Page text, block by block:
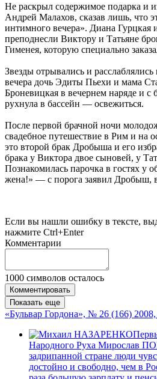
Не раскрыл содержимое подарка и
Андрей Малахов, сказав лишь, что
интимного вечера». Диана Гурцкая
преподнесли Виктору и Татьяне
Гименея, которую специально
Звезды отрывались и
вечера дочь Эдиты Пьехи и мама
Броневицкая в вечернем наряде и с
рухнула в бассейн — освежиться.
После первой брачной ночи
свадебное путешествие в Рим и на
это второй брак Дробыша и его
брака у Виктора двое сыновей, у
Познакомилась парочка в гостях у
жена!» — с порога заявил Дробыш,
Если вы нашли ошибку в тексте,
нажмите Ctrl+Enter
Комментарии
1000 символов осталось
Комментировать
Показать еще
«Бульвар Гордона», № 26 (166)
Народного Руха Мирослав
задрипанной стране люди
достойно и свободно, чем в